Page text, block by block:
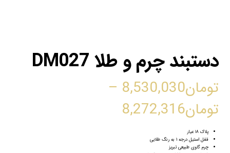
دستبند چرم و طلا DM027
تومان8,530,030
–
تومان8,272,316
پلاک ۱۸ عیار
قفل استیل درجه ۱ به رنگ طلایی
چرم گاوی طبیعی تبریز